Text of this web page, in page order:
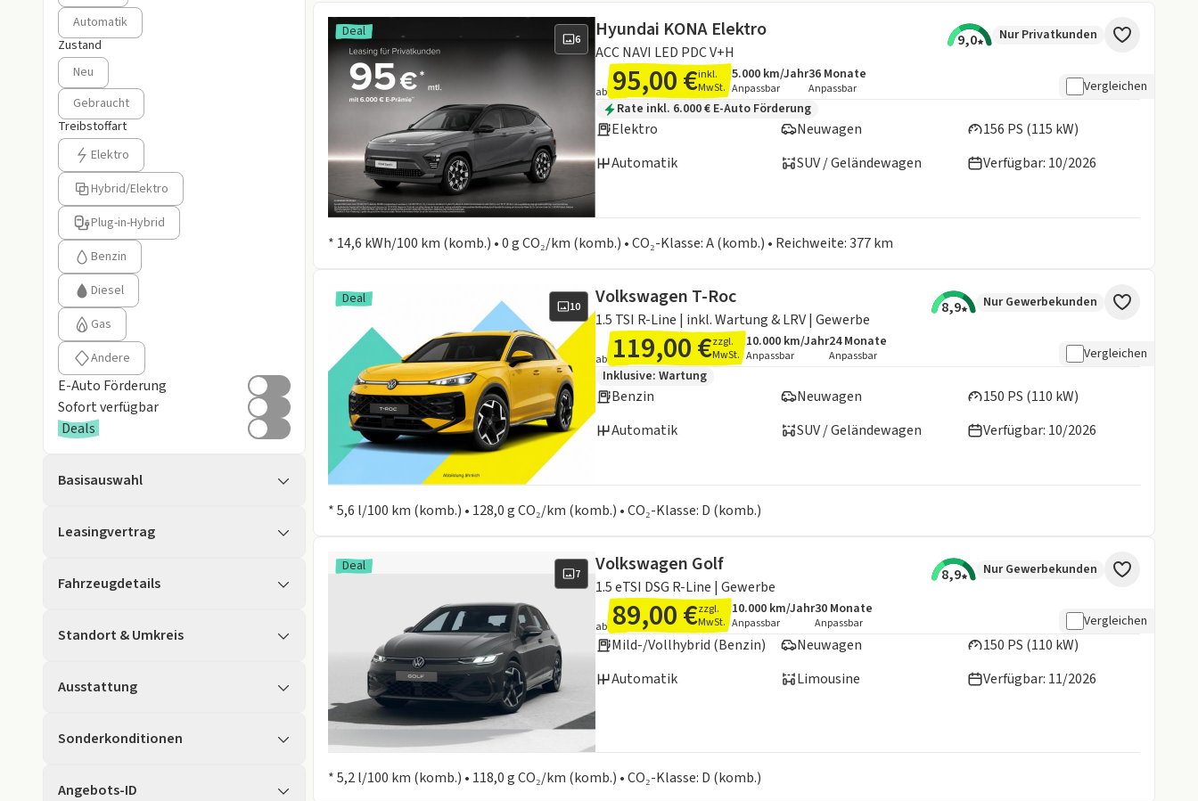
Automatik
Zustand
Zustand auswählen
Neu
Gebraucht
Treibstoffart
Treibstoffart auswählen
Elektro
Hybrid/Elektro
Plug-in-Hybrid
Benzin
Diesel
Gas
Andere
E-Auto Förderung
Sofort verfügbar
Deals
Basisauswahl
Leasingvertrag
Fahrzeugdetails
Standort & Umkreis
Ausstattung
Sonderkonditionen
Angebots-ID
6
Deal Hyundai KONA Elektro
ACC NAVI LED PDC V+H
9,0 Nur Privatkunden
ab 95,00 €inkl.
MwSt.
Angebotsdetails:
Inklusive Laufleistung
5.000 km/Jahr
Anpassbar
Laufzeit
36 Monate
Anpassbar Vergleichen
Zusätzliche Fahrzeuginformationen:
Rate inkl. 6.000 € E-Auto Förderung
Elektro Neuwagen
156 PS (115 kW)
Automatik
SUV / Geländewagen Verfügbar: 10/2026
* 14,6 kWh/100 km (komb.) • 0 g CO₂/km (komb.) • CO₂-Klasse: A (komb.) • Reichweite: 377 km
10
Deal Volkswagen T-Roc
1.5 TSI R-Line | inkl. Wartung & LRV | Gewerbe
8,9 Nur Gewerbekunden
ab 119,00 €zzgl.
MwSt.
Angebotsdetails:
Inklusive Laufleistung
10.000 km/Jahr
Anpassbar
Laufzeit
24Monate
Anpassbar Vergleichen
Zusätzliche Fahrzeuginformationen:
Inklusive: Wartung
Benzin Neuwagen
150 PS (110 kW)
Automatik
SUV / Geländewagen Verfügbar: 10/2026
* 5,6 l/100 km (komb.) • 128,0 g CO₂/km (komb.) • CO₂-Klasse: D (komb.)
7
Deal Volkswagen Golf
1.5 eTSI DSG R-Line | Gewerbe
8,9 Nur Gewerbekunden
ab 89,00 €zzgl.
MwSt.
Angebotsdetails:
Inklusive Laufleistung
10.000 km/Jahr
Anpassbar
Laufzeit
30 Monate
Anpassbar Vergleichen
Mild-/Vollhybrid (Benzin) Neuwagen
150 PS (110 kW)
Automatik
Limousine Verfügbar: 11/2026
* 5,2 l/100 km (komb.) • 118,0 g CO₂/km (komb.) • CO₂-Klasse: D (komb.)